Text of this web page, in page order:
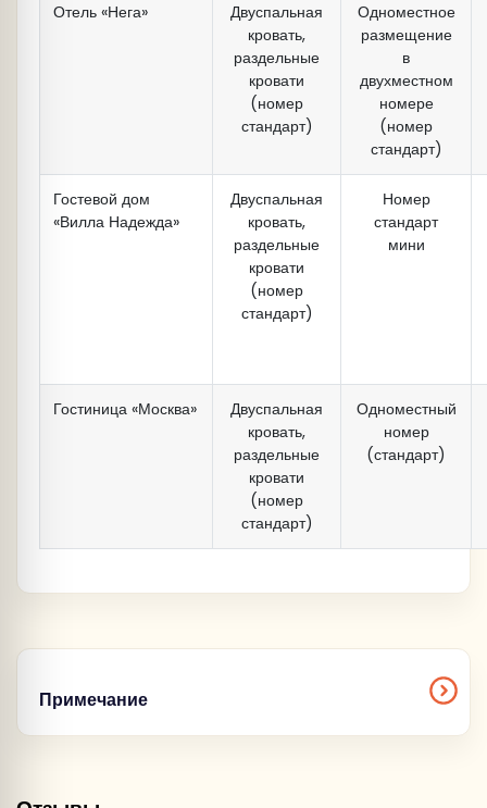
Отель «Нега»
Двуспальная
кровать,
раздельные
кровати
(номер
стандарт)
Одноместное
размещение
в
двухместном
номере
(номер
стандарт)
Гостевой дом
«Вилла Надежда»
Двуспальная
кровать,
раздельные
кровати
(номер
стандарт)
Номер
стандарт
мини
Гостиница «Москва»
Двуспальная
кровать,
раздельные
кровати
(номер
стандарт)
Одноместный
номер
(стандарт)
Примечание